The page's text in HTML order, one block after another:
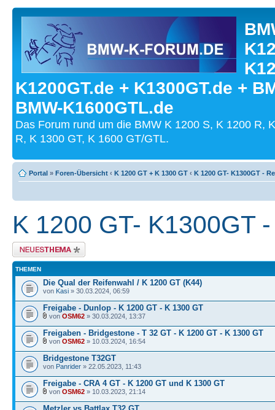
K1200GT.de + K1300GT.de +
BMW-K1600GTL.de
Das Forum rund um die BMW K 1200 S, K 1200 R,
R, K 1300 GT, K 1600 GT/GTL.
Portal » Foren-Übersicht ‹ K 1200 GT + K 1300 GT ‹ K 1200 GT- K1300GT -
K 1200 GT- K1300GT
Neues Thema erstellen
THEMEN
Die Qual der Reifenwahl / K 1200 GT (K44)
von Kasi » 30.03.2024, 06:59
Freigabe - Dunlop - K 1200 GT - K 1300 GT
von OSM62 » 30.03.2024, 13:37
Freigaben - Bridgestone - T 32 GT - K 1200 GT - K 1300 GT
von OSM62 » 10.03.2024, 16:54
Bridgestone T32GT
von Panrider » 22.05.2023, 11:43
Freigabe - CRA 4 GT - K 1200 GT und K 1300 GT
von OSM62 » 10.03.2023, 21:14
Metzler vs Battlax T32 GT